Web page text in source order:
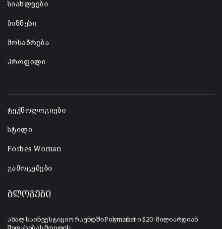
სიახლეები
ბიზნესი
მოსაზრება
პროფილი
ტექნოლოგიები
სტილი
Forbes Woman
გამოცემები
ბლოგები
ახალ საინვესტიციო რაუნდში Polymarket-ი $20-მილიარდიან